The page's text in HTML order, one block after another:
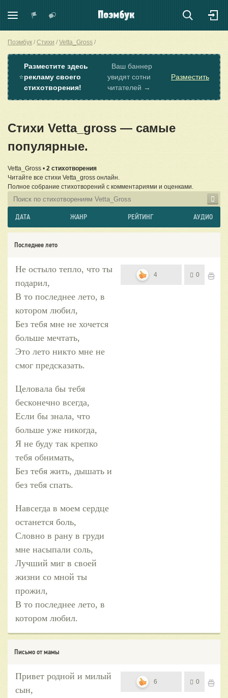
Поэмбук Стихи Vetta_Gross
⭐
Разместите здесь
рекламу своего
стихотворения!
Ваш баннер
увидят сотни
читателей →
Разместить
Стихи Vetta_gross — самые
популярные.
Vetta_Gross • 2 стихотворения
Читайте все стихи Vetta_gross онлайн.
Полное собрание стихотворений с комментариями и оценками.
ДАТА ЖАНР РЕЙТИНГ АУДИО
Последнее лето
Не остыло тепло, что ты
подарил,
В то последнее лето, в
котором любил,
Без тебя мне не хочется
больше мечтать,
Это лето никто мне не
смог предсказать.
Целовала бы тебя
бесконечно всегда,
Если бы знала, что
больше уже никогда,
Я не буду так крепко
тебя обнимать,
Без тебя жить, дышать и
без тебя спать.
Навсегда в моем сердце
останется боль,
Словно в рану в груди
мне насыпали соль,
Лучший миг в своей
жизни со мной ты
прожил,
В то последнее лето, в
котором любил.
4 0
Письмо от мамы
Привет родной и милый
сын,
6 0